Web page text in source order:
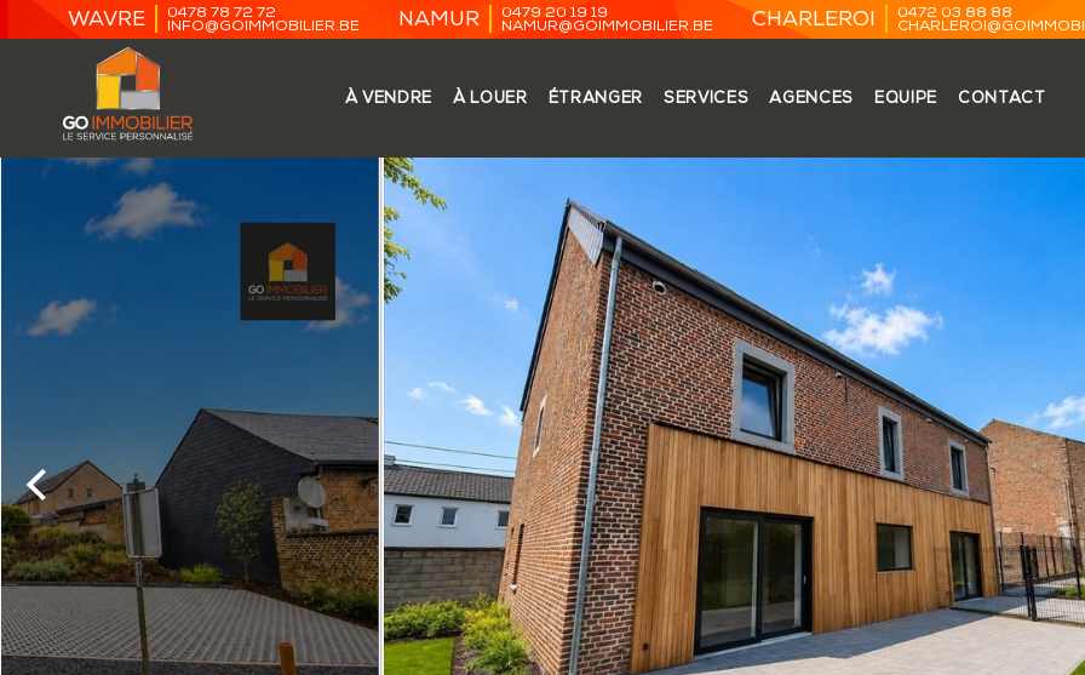
WAVRE
0478 78 72 72
INFO@GOIMMOBILIER.BE
NAMUR
0479 20 19 19
NAMUR@GOIMMOBILIER.BE
CHARLEROI
0472 03 88 88
À VENDRE À LOUER ÉTRANGER SERVICES AGENCES EQUIPE CONTACT